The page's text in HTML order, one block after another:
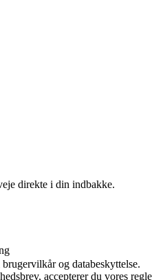
direkte i din indbakke.
og databeskyttelse.
accepterer du vores